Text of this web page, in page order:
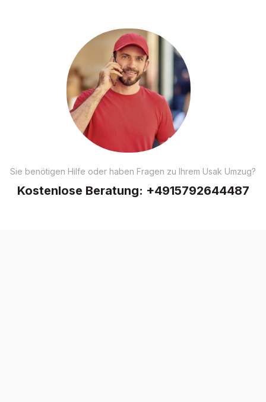
Sie benötigen Hilfe oder haben Fragen zu Ihrem Usak Umzug?
Kostenlose Beratung: +4915792644487